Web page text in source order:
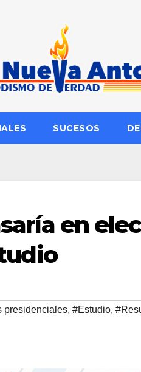
SUCESOS
en
presidenciales, #Estudio,